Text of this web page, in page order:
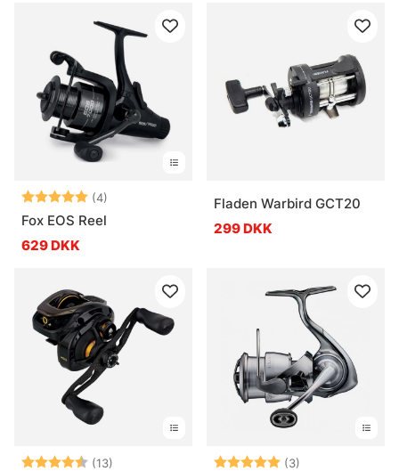
Vurdering: (4)
5.0 ud af 5 stjerner
Fox EOS Reel
629 DKK
Fladen Warbird GCT20
299 DKK
Vurdering: (13)
4.8 ud af 5 stjernerVurdering: (3)